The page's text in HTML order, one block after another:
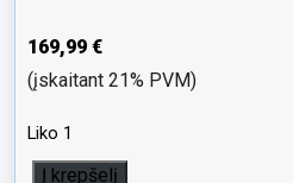
169,99€
(įskaitant 21% PVM)
Liko 1
produkto
Į krepšelį